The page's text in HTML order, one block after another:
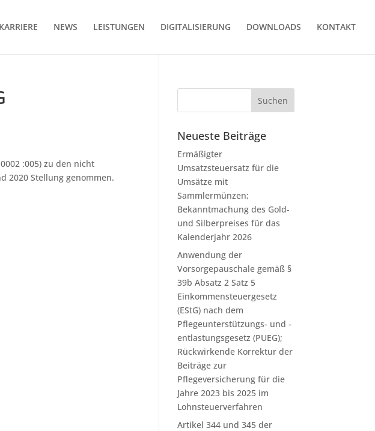
KARRIERE NEWS LEISTUNGEN DIGITALISIERUNG DOWNLOADS KONTAKT
:005) zu den nicht
2020 Stellung genommen.
Neueste Beiträge
Ermäßigter
Umsatzsteuersatz für die
Umsätze mit
Sammlermünzen;
Bekanntmachung des Gold-
und Silberpreises für das
Kalenderjahr 2026
Anwendung der
Vorsorgepauschale gemäß §
39b Absatz 2 Satz 5
Einkommensteuergesetz
(EStG) nach dem
Pflegeunterstützungs- und -
entlastungsgesetz (PUEG);
Rückwirkende Korrektur der
Beiträge zur
Pflegeversicherung für die
Jahre 2023 bis 2025 im
Lohnsteuerverfahren
Artikel 344 und 345 der